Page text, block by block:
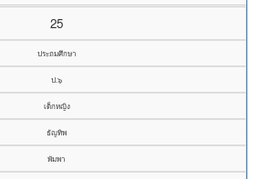
25
ประถมศึกษา
ป.๖
เด็กหญิง
ธัญทิพ
พัมพา